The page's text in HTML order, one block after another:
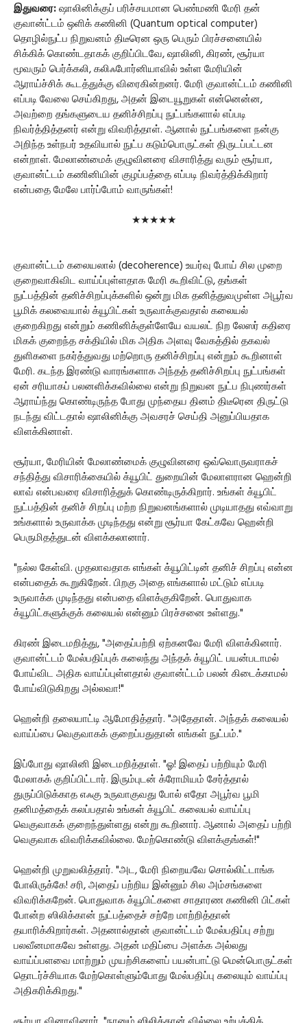
இதுவரை:ஷாலினிக்குப் பரிச்சயமான பெண்மணி மேரி தன்
குவான்ட்டம் ஒளிக் கணினி (Quantum optical computer)
தொழில்நுட்ப நிறுவனம் திடீரென ஒரு பெரும் பிரச்சனையில்
சிக்கிக் கொண்டதாகக் குறிப்பிடவே, ஷாலினி, கிரண், சூர்யா
மூவரும் பெர்க்கலி, கலிஃபோர்னியாவில் உள்ள மேரியின்
ஆராய்ச்சிக் கூடத்துக்கு விரைகின்றனர். மேரி குவான்ட்டம் கணினி
எப்படி வேலை செய்கிறது, அதன் இடையூறுகள் என்னென்ன,
அவற்றை தங்களுடைய தனிச்சிறப்பு நுட்பங்களால் எப்படி
நிவர்த்தித்தனர் என்று விவரித்தாள். ஆனால் நுட்பங்களை நன்கு
அறிந்த உள்நபர் உதவியால் நுட்ப கடும்பொருட்கள் திருடப்பட்டன
என்றாள். மேலாண்மைக் குழுவினரை விசாரித்து வரும் சூர்யா,
குவான்ட்டம் கணினியின் குழப்பத்தை எப்படி நிவர்த்திக்கிறார்
என்பதை மேலே பார்ப்போம் வாருங்கள்!
★★★★★
குவான்ட்டம் கலையலால் (decoherence) உயர்வு போய் சில முறை
குறைவாகிவிட வாய்ப்புள்ளதாக மேரி கூறிவிட்டு, தங்கள்
நுட்பத்தின் தனிச்சிறப்புக்களில் ஒன்று மிக தனித்துவமுள்ள அபூர்வ
பூமிக் கலவையால் க்யூபிட்கள் உருவாக்குவதால் கலையல்
குறைகிறது என்றும் கணினிக்குள்ளேயே வயலட் நிற லேஸர் கதிரை
மிகக் குறைந்த சக்தியில் மிக அதிக அளவு வேகத்தில் தகவல்
துளிகளை நகர்த்துவது மற்றொரு தனிச்சிறப்பு என்றும் கூறினாள்
மேரி. கடந்த இரண்டு வாரங்களாக அந்தத் தனிச்சிறப்பு நுட்பங்கள்
ஏன் சரியாகப் பலனளிக்கவில்லை என்று நிறுவன நுட்ப நிபுணர்கள்
ஆராய்ந்து கொண்டிருந்த போது முந்தைய தினம் திடீரென திருட்டு
நடந்து விட்டதால் ஷாலினிக்கு அவசரச் செய்தி அனுப்பியதாக
விளக்கினாள்.
சூர்யா, மேரியின் மேலாண்மைக் குழுவினரை ஒவ்வொருவராகச்
சந்தித்து விசாரிக்கையில் க்யூபிட் துறையின் மேலாளரான ஹென்றி
லாவ் என்பவரை விசாரித்துக் கொண்டிருக்கிறார். உங்கள் க்யூபிட்
நுட்பத்தின் தனிச் சிறப்பு மற்ற நிறுவனங்களால் முடியாதது எவ்வாறு
உங்களால் உருவாக்க முடிந்தது என்று சூர்யா கேட்கவே ஹென்றி
பெருமிதத்துடன் விளக்கலானார்.
"நல்ல கேள்வி. முதலாவதாக எங்கள் க்யூபிட்டின் தனிச் சிறப்பு என்ன
என்பதைக் கூறுகிறேன். பிறகு அதை எங்களால் மட்டும் எப்படி
உருவாக்க முடிந்தது என்பதை விளக்குகிறேன். பொதுவாக
க்யூபிட்களுக்குக் கலையல் என்னும் பிரச்சனை உள்ளது."
கிரண் இடைமறித்து, "அதைப்பற்றி ஏற்கனவே மேரி விளக்கினார்.
குவான்ட்டம் மேல்பதிப்புக் கலைந்து அந்தக் க்யூபிட் பயன்படாமல்
போய்விட அதிக வாய்ப்புள்ளதால் குவான்ட்டம் பலன் கிடைக்காமல்
போய்விடுகிறது அல்லவா!"
ஹென்றி தலையாட்டி ஆமோதித்தார். "அதேதான். அந்தக் கலையல்
வாய்ப்பை வெகுவாகக் குறைப்பதுதான் எங்கள் நுட்பம்."
இப்போது ஷாலினி இடைமறித்தாள். "ஓ! இதைப் பற்றியும் மேரி
மேலாகக் குறிப்பிட்டார். இரும்புடன் க்ரோமியம் சேர்த்தால்
துருப்பிடுக்காத எஃகு உருவாகுவது போல் எதோ அபூர்வ பூமி
தனிமத்தைக் கலப்பதால் உங்கள் க்யூபிட் கலையல் வாய்ப்பு
வெகுவாகக் குறைந்துள்ளது என்று கூறினார். ஆனால் அதைப் பற்றி
வெகுவாக விவரிக்கவில்லை. மேற்கொண்டு விளக்குங்கள்!"
ஹென்றி முறுவலித்தார். "அட, மேரி நிறையவே சொல்லிட்டாங்க
போலிருக்கே! சரி, அதைப் பற்றிய இன்னும் சில அம்சங்களை
விவரிக்கறேன். பொதுவாக க்யூபிட்களை சாதாரண கணினி பிட்கள்
போன்ற ஸிலிக்கான் நுட்பத்தைச் சற்றே மாற்றித்தான்
தயாரிக்கிறார்கள். அதனால்தான் குவான்ட்டம் மேல்பதிப்பு சற்று
பலவீனமாகவே உள்ளது. அதன் மதிப்பை அளக்க அல்லது
வாய்ப்பளவை மாற்றும் முயற்சிகளைப் பயன்பாட்டு மென்பொருட்கள்
தொடர்ச்சியாக மேற்கொள்ளும்போது மேல்பதிப்பு கலையும் வாய்ப்பு
அதிகரிக்கிறது."